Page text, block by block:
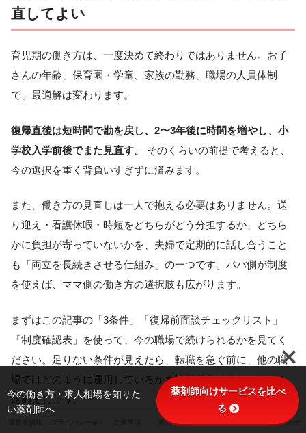
直してよい
育児期の働き方は、一度決めて終わりではありません。お子
さんの年齢、保育園・学童、家族の勤務、職場の人員体制
で、最適解は変わります。
復帰直後は短時間で勘を戻し、2〜3年後に時間を増やし、小
学校入学前後でまた見直す。
そのくらいの前提で考えると、
今の選択を重く背負いすぎずに済みます。
また、働き方の見直しは一人で抱える必要はありません。送
り迎え・看護休暇・時短をどちらがどう分担するか、どちら
かに負担が寄っていないかを、夫婦で定期的に話し合うこと
も「両立を長続きさせる仕組み」の一つです。パパ側が制度
を使えば、ママ側の働き方の選択肢も広がります。
まずはこの記事の「3条件」「復帰前面談チェックリスト」
「制度確認表」を使って、今の職場で続けられるかを見てく
ださい。足りない条件が見えたら、転職を急ぐ前に、他の職
場ではどのように運用しているかを情報収集するところから
始めましょう。
運営ポリシー お問い合わせ
今の働き方・求人相場を知りた
い薬剤師へ
薬剤師向けサービスを比べ
る